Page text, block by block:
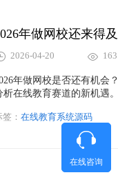
2026-04-20 163
年做网校是否还有机会
析在线教育赛道的新机遇
码部署优势与垂直细分趋
： 在线教育系统源码
在线咨询